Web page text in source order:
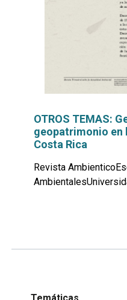
OTROS TEMAS:
geopatrimonio en
Costa Rica
Revista